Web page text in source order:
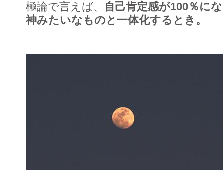
極論で言えば、
自己肯定感が100％に
神みたいなものと一体化するとき。